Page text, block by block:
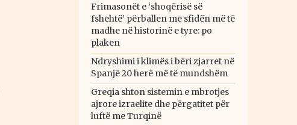
Frimasonët e ‘shoqërisë së
fshehtë’ përballen me sfidën më të
madhe në historinë e tyre: po
plaken
Ndryshimi i klimës i bëri zjarret në
Spanjë 20 herë më të mundshëm
Greqia shton sistemin e mbrotjes
ajrore izraelite dhe përgatitet për
luftë me Turqinë